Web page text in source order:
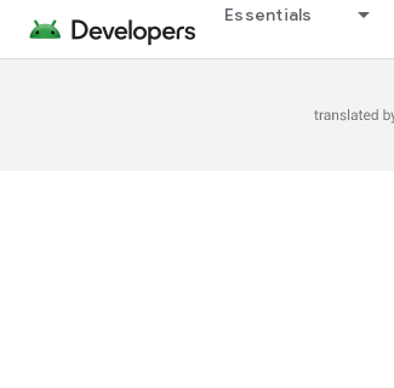
Essentials